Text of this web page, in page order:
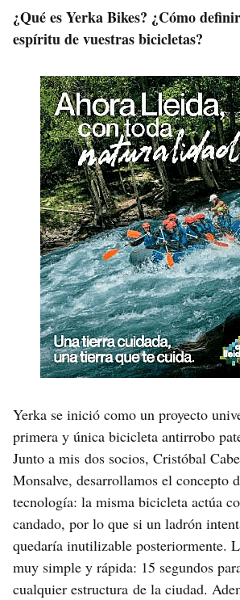
¿Qué es Yerka Bikes? ¿Cómo
espíritu de vuestras bicicletas?
Yerka se inició como un proyecto
primera y única bicicleta antirrobo
Junto a mis dos socios, Cristóbal
Monsalve, desarrollamos el concepto
tecnología: la misma bicicleta actúa
candado, por lo que si un ladrón
quedaría inutilizable posteriormente.
muy simple y rápida: 15 segundos
cualquier estructura de la ciudad.